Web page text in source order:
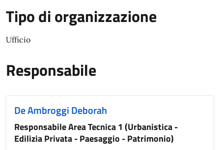
Tipo di organizzazione
Ufficio
Responsabile
De Ambroggi Deborah
Responsabile Area Tecnica 1 (Urbanistica -
Edilizia Privata - Paesaggio - Patrimonio)